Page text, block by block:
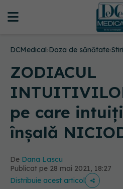
DCMedical›Doza de sănătate›Stiri
ZODIACUL
pe care
înșală
De Dana Lascu
Publicat pe 28 mai 2021, 18:27
Distribuie acest articol